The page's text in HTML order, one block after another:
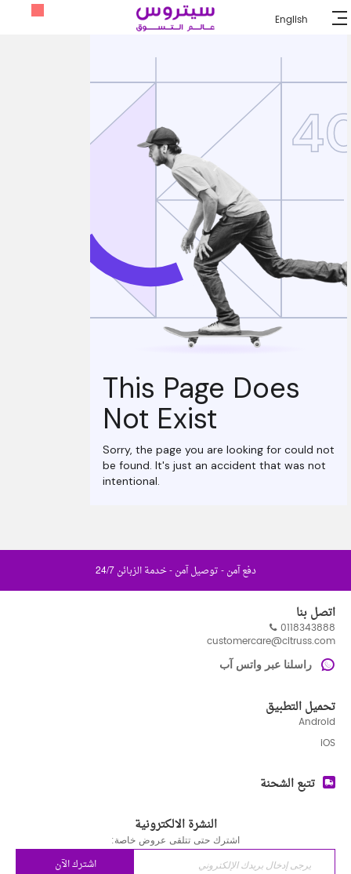
English
دفع آمن - توصيل آمن - خدمة الزبائن 24/7
اتصل بنا
0118343888
customercare@citruss.com
راسلنا عبر واتس آب
تحميل التطبيق
Android
iOS
تتبع الشحنة
النشرة الالكترونية
اشترك حتى تتلقى عروض خاصة:
اشترك الآن